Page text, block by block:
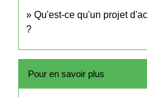
Qu'est-ce qu'un projet
?
Pour en savoir plus